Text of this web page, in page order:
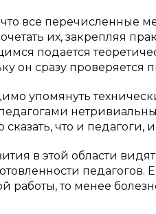
что все перечисленные
их, закрепляя
подается
он сразу проверяется
упомянуть
что и педагоги,
в этой области
педагогов.
работы, то менее